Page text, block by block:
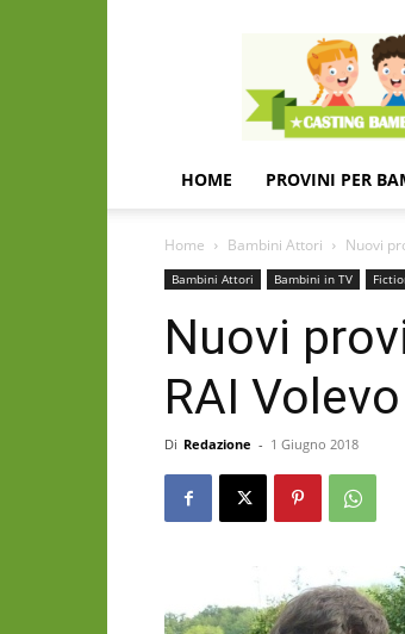
e
per
e
HOME PROVINI PER
Home Bambini Attori Nuovi
Bambini Attori Bambini in TV
Nuovi
RAI
Di Redazione - 1 Giugno 2018